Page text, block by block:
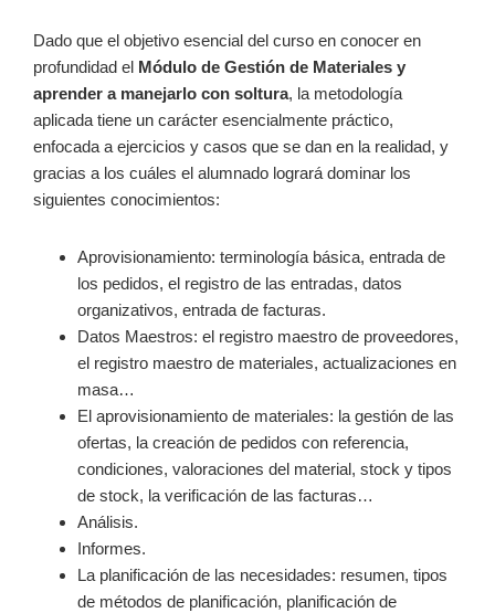
Dado que el objetivo esencial del curso en conocer en
profundidad el Módulo de Gestión de Materiales y
aprender a manejarlo con soltura, la metodología
aplicada tiene un carácter esencialmente práctico,
enfocada a ejercicios y casos que se dan en la realidad, y
gracias a los cuáles el alumnado logrará dominar los
siguientes conocimientos:
Aprovisionamiento: terminología básica, entrada de
los pedidos, el registro de las entradas, datos
organizativos, entrada de facturas.
Datos Maestros: el registro maestro de proveedores,
el registro maestro de materiales, actualizaciones en
masa…
El aprovisionamiento de materiales: la gestión de las
ofertas, la creación de pedidos con referencia,
condiciones, valoraciones del material, stock y tipos
de stock, la verificación de las facturas…
Análisis.
Informes.
La planificación de las necesidades: resumen, tipos
de métodos de planificación, planificación de